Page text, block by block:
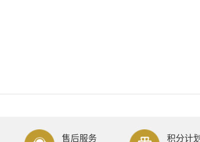
售后服务 积分计划